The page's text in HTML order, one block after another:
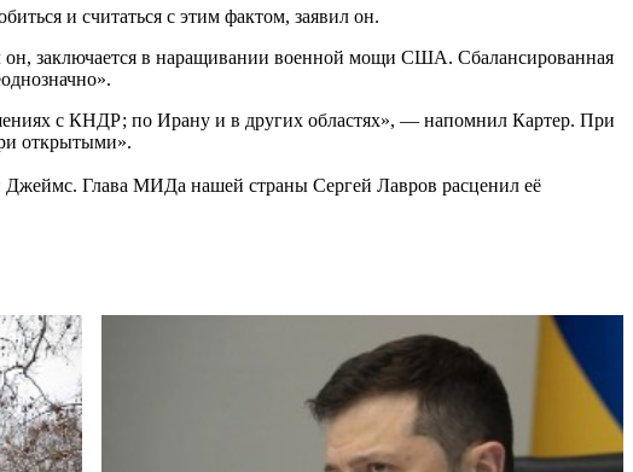
и считаться с этим фактом, заявил он.
он, заключается в наращивании военной мощи США. Сбалансированная
с КНДР; по Ирану и в других областях», — напомнил Картер. При
открытыми».
Глава МИДа нашей страны Сергей Лавров расценил её